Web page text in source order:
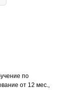
по
от 12 мес.,